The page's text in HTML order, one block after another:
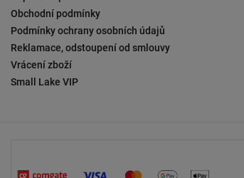
Obchodní podmínky
Podmínky ochrany osobních údajů
Reklamace, odstoupení od smlouvy
Vrácení zboží
Small Lake VIP